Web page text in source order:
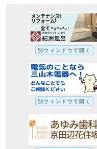
別ウィンドウで開く
別ウィンドウで開く